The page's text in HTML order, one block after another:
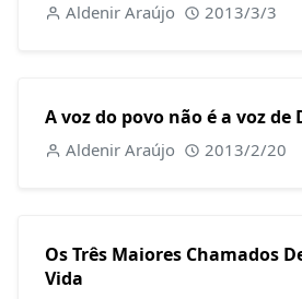
Aldenir Araújo 2013/3/3
A voz do povo não é a voz de
Aldenir Araújo 2013/2/20
Os Três Maiores Chamados
Vida